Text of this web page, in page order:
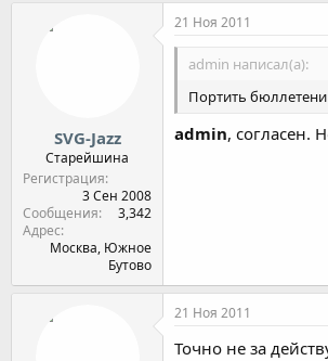
SVG-Jazz
Старейшина
Регистрация
3 Сен 2008
Сообщения
3,342
Адрес
Москва, Южное
Бутово
21 Ноя 2011
admin написал(а):
Портить
admin, согласен.
21 Ноя 2011
Точно не за